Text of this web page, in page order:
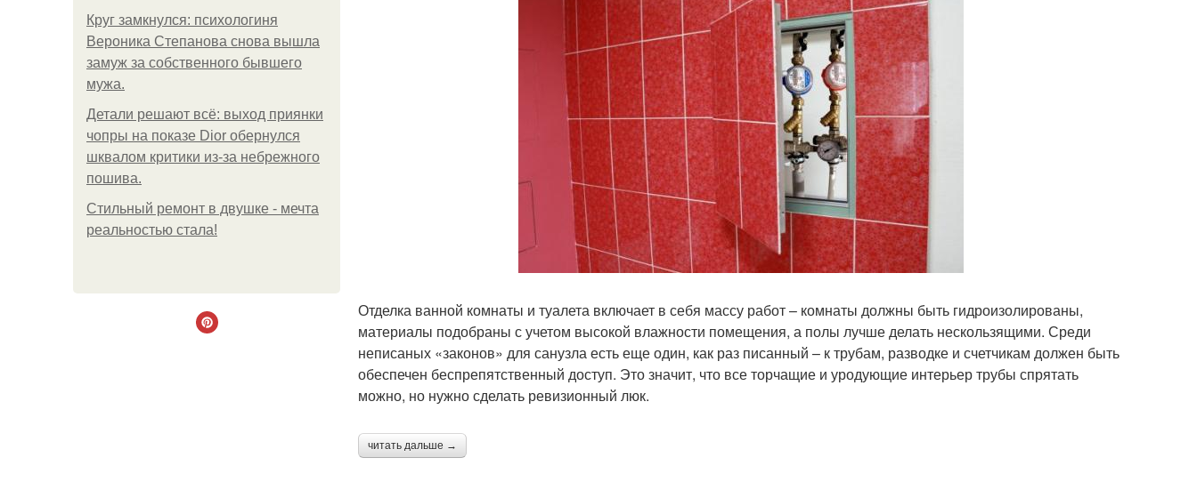
Круг замкнулся: психологиня
Вероника Степанова снова вышла
замуж за собственного бывшего
мужа.
Детали решают всё: выход приянки
чопры на показе Dior обернулся
шквалом критики из-за небрежного
пошива.
Стильный ремонт в двушке - мечта
реальностью стала!
Отделка ванной комнаты и туалета включает в себя массу работ – комнаты должны быть гидроизолированы,
материалы подобраны с учетом высокой влажности помещения, а полы лучше делать нескользящими. Среди
неписаных «законов» для санузла есть еще один, как раз писанный – к трубам, разводке и счетчикам должен быть
обеспечен беспрепятственный доступ. Это значит, что все торчащие и уродующие интерьер трубы спрятать
можно, но нужно сделать ревизионный люк.
читать дальше →